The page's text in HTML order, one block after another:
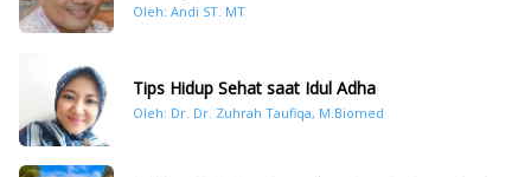
Oleh: Andi ST. MT
Tips Hidup Sehat saat Idul Adha
Oleh: Dr. Dr. Zuhrah Taufiqa, M.Biomed